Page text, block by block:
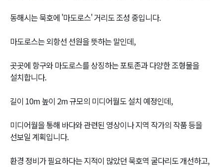
동해시는 묵호에 '마도로스' 거리도 조성 중입니다.
마도로스는 외항선 선원을 뜻하는 말인데,
곳곳에 항구와 마도로스를 상징하는 포토존과 다양한 조형물을
설치합니다.
길이 10m 높이 2m 규모의 미디어월도 설치 예정인데,
미디어월을 통해 바다와 관련된 영상이나 지역 작가의 작품 등을
선보일 계획입니다.
환경 정비가 필요하다는 지적이 많았던 묵호역 굴다리도 개선하고,